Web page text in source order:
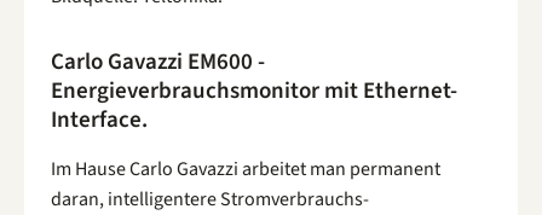
Carlo Gavazzi EM600 -
Energieverbrauchsmonitor mit Ethernet-
Interface.
Im Hause Carlo Gavazzi arbeitet man permanent
daran, intelligentere Stromverbrauchs-